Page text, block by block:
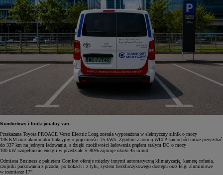
Komfortowy i funkcjonalny van
Przekazana Toyota PROACE Verso Electric Long została wyposażona w elektryczny silnik o mocy
136 KM oraz akumulator trakcyjny o pojemności 75 kWh. Zgodnie z normą WLTP samochód może przejechać
do 337 km na jednym ładowaniu, a dzięki możliwości ładowania prądem stałym DC o mocy
100 kW uzupełnienie energii w przedziale 5–80% zajmuje około 45 minut.
Odmiana Business z pakietem Comfort oferuje między innymi automatyczną klimatyzację, kamerę cofania,
czujniki parkowania z przodu, po bokach i z tyłu, system bezkluczykowego dostępu oraz felgi aluminiowe
w rozmiarze 17".